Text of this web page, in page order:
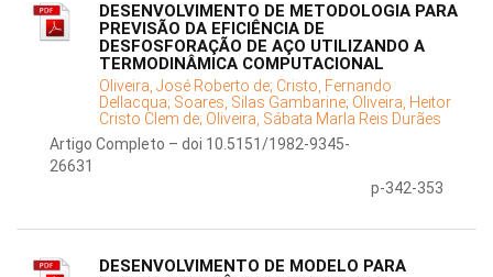
DESENVOLVIMENTO DE METODOLOGIA PARA
PREVISÃO DA EFICIÊNCIA DE
DESFOSFORAÇÃO DE AÇO UTILIZANDO A
TERMODINÂMICA COMPUTACIONAL
Oliveira, José Roberto de; Cristo, Fernando
Dellacqua; Soares, Silas Gambarine; Oliveira, Heitor
Cristo Clem de; Oliveira, Sábata Marla Reis Durães
Artigo Completo – doi 10.5151/1982-9345-
26631
p-342-353
DESENVOLVIMENTO DE MODELO PARA